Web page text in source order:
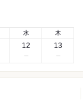
水
12
木
13